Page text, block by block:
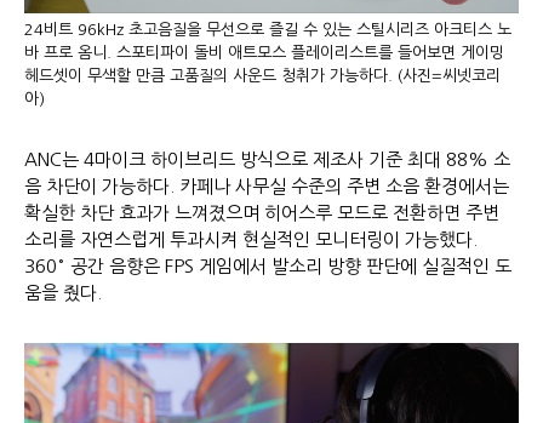
24비트 96kHz 초고음질을 무선으로 즐길 수 있는 스틸시리즈 아크티스 노
바 프로 옴니. 스포티파이 돌비 애트모스 플레이리스트를 들어보면 게이밍
헤드셋이 무색할 만큼 고품질의 사운드 청취가 가능하다. (사진=씨넷코리
아)
ANC는 4마이크 하이브리드 방식으로 제조사 기준 최대 88% 소
음 차단이 가능하다. 카페나 사무실 수준의 주변 소음 환경에서는
확실한 차단 효과가 느껴졌으며 히어스루 모드로 전환하면 주변
소리를 자연스럽게 투과시켜 현실적인 모니터링이 가능했다.
360° 공간 음향은 FPS 게임에서 발소리 방향 판단에 실질적인 도
움을 줬다.